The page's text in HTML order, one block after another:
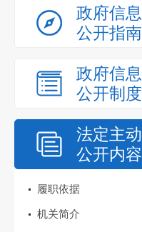
政府信息
公开指南
政府信息
公开制度
法定主动
公开内容
履职依据
机关简介